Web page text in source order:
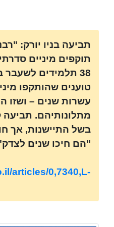
תביעה בניו יורק:
תוקפים מיניים
38 תלמידים לשעבר
טוענים שהותקפו
עשרות שנים – ושזו
מתלונותיהם.
בשל התיישנות, אך
"הם חיכו שנים
articles/0,7340,L-